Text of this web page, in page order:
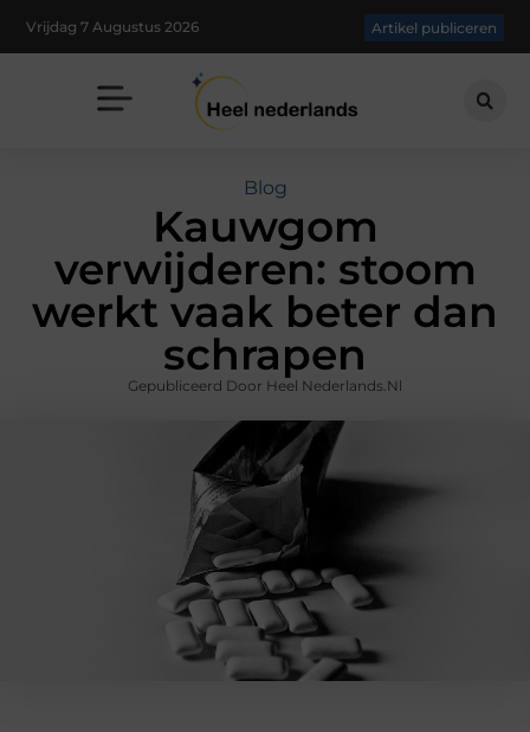
Vrijdag 7 Augustus 2026 Artikel publiceren
Blog
Kauwgom
verwijderen: stoom
werkt vaak beter dan
schrapen
Gepubliceerd Door Heel Nederlands.nl